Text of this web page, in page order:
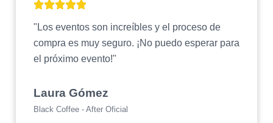
"Los eventos son increíbles y el proceso de
compra es muy seguro. ¡No puedo esperar para
el próximo evento!"
Laura Gómez
Black Coffee - After Oficial